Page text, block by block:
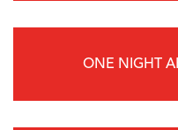
ONE NIGHT